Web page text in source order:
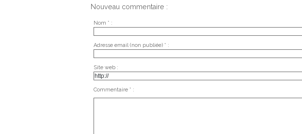
Nouveau commentaire :
Nom * :
Adresse email (non publiée) * :
Site web :
Commentaire * :